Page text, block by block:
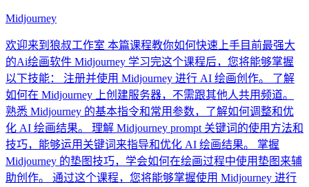
Midjourney
欢迎来到狼叔工作室 本篇课程教你如何快速上手目前最强大
的Ai绘画软件 Midjourney 学习完这个课程后，您将能够掌握
以下技能： 注册并使用 Midjourney 进行 AI 绘画创作。 了解
如何在 Midjourney 上创建服务器，不需跟其他人共用频道。
熟悉 Midjourney 的基本指令和常用参数，了解如何调整和优
化 AI 绘画结果。 理解 Midjourney prompt 关键词的使用方法和
技巧，能够运用关键词来指导和优化 AI 绘画结果。 掌握
Midjourney 的垫图技巧，学会如何在绘画过程中使用垫图来辅
助创作。 通过这个课程，您将能够掌握使用 Midjourney 进行